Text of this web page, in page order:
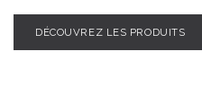
DÉCOUVREZ LES PRODUITS